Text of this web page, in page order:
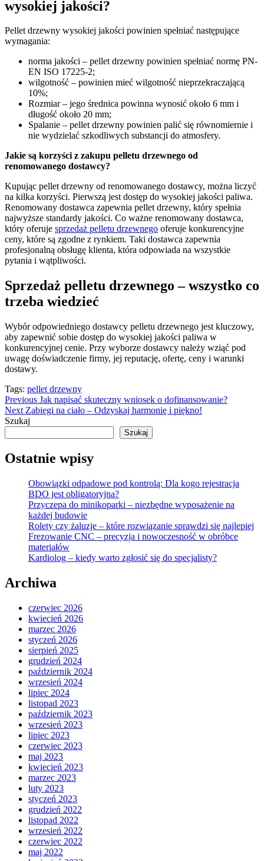
wysokiej jakości?
Pellet drzewny wysokiej jakości powinien spełniać następujące
wymagania:
norma jakości – pellet drzewny powinien spełniać normę PN-
EN ISO 17225-2;
wilgotność – powinien mieć wilgotność nieprzekraczającą
10%;
Rozmiar – jego średnica powinna wynosić około 6 mm i
długość około 20 mm;
Spalanie – pellet drzewny powinien palić się równomiernie i
nie wydzielać szkodliwych substancji do atmosfery.
Jakie są korzyści z zakupu pelletu drzewnego od
renomowanego dostawcy?
Kupując pellet drzewny od renomowanego dostawcy, można liczyć
na kilka korzyści. Pierwszą jest dostęp do wysokiej jakości paliwa.
Renomowany dostawca zapewnia pellet drzewny, który spełnia
najwyższe standardy jakości. Co ważne renomowany dostawca,
który oferuje sprzedaż pelletu drzewnego oferuje konkurencyjne
ceny, które są zgodne z rynkiem. Taki dostawca zapewnia
profesjonalną obsługę klienta, która odpowiada na wszystkie
pytania i wątpliwości.
Sprzedaż pelletu drzewnego – wszystko co
trzeba wiedzieć
Wybór odpowiedniego dostawcy pelletu drzewnego jest kluczowy,
aby zapewnić sobie dostęp do wysokiej jakości paliwa w
konkurencyjnej cenie. Przy wyborze dostawcy należy wziąć pod
uwagę doświadczenie firmy, jej reputację, ofertę, ceny i warunki
dostawy.
Tags: pellet drzewny
Continue
Reading
Previous Jak napisać skuteczny wniosek o dofinansowanie?
Next Zabiegi na ciało – Odzyskaj harmonię i piękno!
Szukaj
Szukaj
Ostatnie wpisy
Obowiązki odpadowe pod kontrolą: Dla kogo rejestracja
BDO jest obligatoryjna?
Przyczepa do minikoparki – niezbędne wyposażenie na
każdej budowie
Rolety czy żaluzje – które rozwiązanie sprawdzi się najlepiej
Frezowanie CNC – precyzja i nowoczesność w obróbce
materiałów
Kardiolog – kiedy warto zgłosić się do specjalisty?
Archiwa
czerwiec 2026
kwiecień 2026
marzec 2026
styczeń 2026
sierpień 2025
grudzień 2024
październik 2024
wrzesień 2024
lipiec 2024
listopad 2023
październik 2023
wrzesień 2023
lipiec 2023
czerwiec 2023
maj 2023
kwiecień 2023
marzec 2023
luty 2023
styczeń 2023
grudzień 2022
listopad 2022
wrzesień 2022
czerwiec 2022
maj 2022